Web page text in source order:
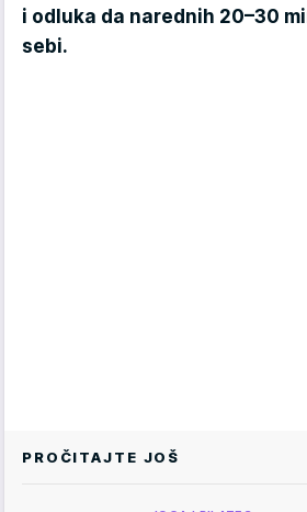
i odluka da narednih 20–30
sebi.
PROČITAJTE JOŠ